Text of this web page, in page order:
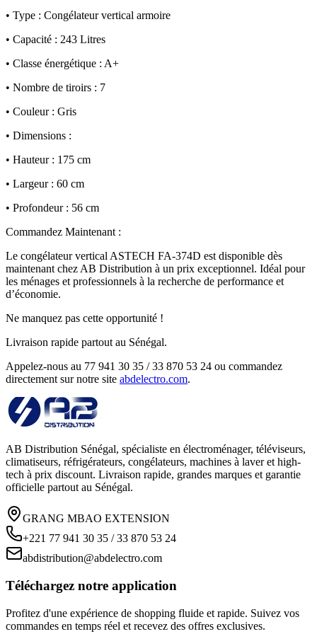
• Type : Congélateur vertical armoire
• Capacité : 243 Litres
• Classe énergétique : A+
• Nombre de tiroirs : 7
• Couleur : Gris
• Dimensions :
• Hauteur : 175 cm
• Largeur : 60 cm
• Profondeur : 56 cm
Commandez Maintenant :
Le congélateur vertical ASTECH FA-374D est disponible dès
maintenant chez AB Distribution à un prix exceptionnel. Idéal pour
les ménages et professionnels à la recherche de performance et
d’économie.
Ne manquez pas cette opportunité !
Livraison rapide partout au Sénégal.
Appelez-nous au 77 941 30 35 / 33 870 53 24 ou commandez
directement sur notre site abdelectro.com.
AB Distribution Sénégal, spécialiste en électroménager, téléviseurs,
climatiseurs, réfrigérateurs, congélateurs, machines à laver et high-
tech à prix discount. Livraison rapide, grandes marques et garantie
officielle partout au Sénégal.
GRANG MBAO EXTENSION
+221 77 941 30 35 / 33 870 53 24
abdistribution@abdelectro.com
Téléchargez notre application
Profitez d'une expérience de shopping fluide et rapide. Suivez vos
commandes en temps réel et recevez des offres exclusives.